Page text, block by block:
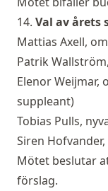
14. Val av årets
Mattias Axell,
Patrik
Elenor
suppleant)
Tobias Pulls,
Siren Hofvander,
Mötet beslutar
förslag.